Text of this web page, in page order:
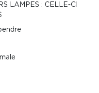
LAMPES : CELLE-CI